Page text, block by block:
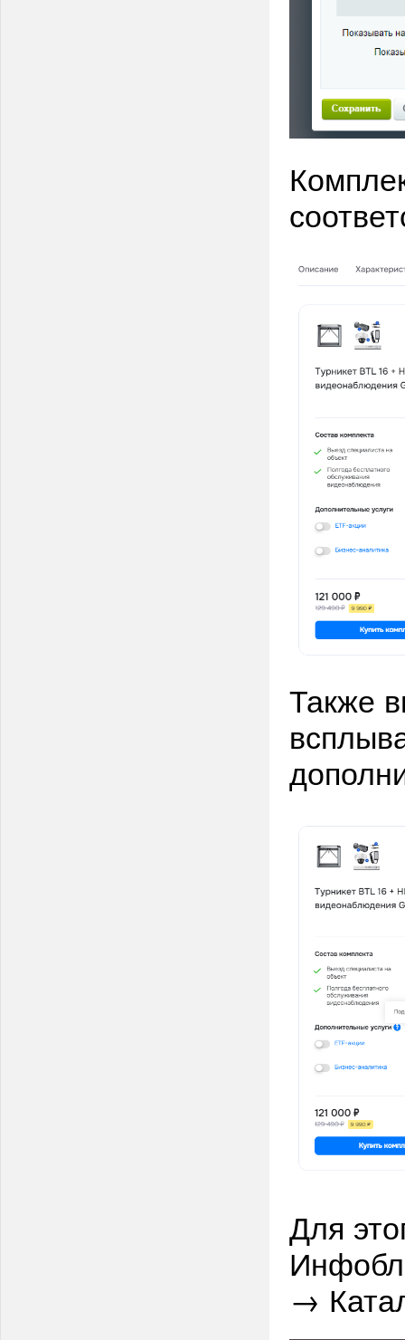
Также
Для
→